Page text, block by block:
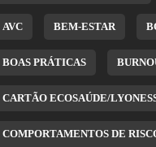
AVC BEM-ESTAR
BOAS PRÁTICAS
CARTÃO ECOSAÚDE/
COMPORTAMENTOS DE